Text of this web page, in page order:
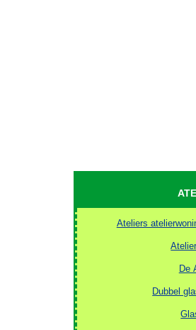
Ateliers
De
Dubbel